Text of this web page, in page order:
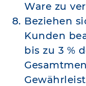
Ware zu
Beziehen
Kunden
bis zu 3 %